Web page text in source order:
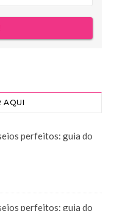
AQUI
perfeitos: guia do
perfeitos: guia do